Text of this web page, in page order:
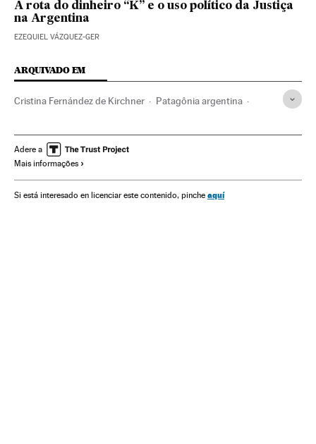
A rota do dinheiro “K” e o uso político da Justiça
na Argentina
EZEQUIEL VÁZQUEZ-GER
ARQUIVADO EM
Cristina Fernández de Kirchner Patagônia argentina
América Latina América
Adere a
Mais informações
Si está interesado en licenciar este contenido, pinche aquí